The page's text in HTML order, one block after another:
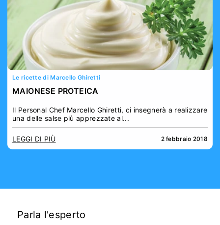
Le ricette di Marcello Ghiretti
MAIONESE PROTEICA
Il Personal Chef Marcello Ghiretti, ci insegnerà a realizzare
una delle salse più apprezzate al...
LEGGI DI PIÙ 2 febbraio 2018
Parla l'esperto